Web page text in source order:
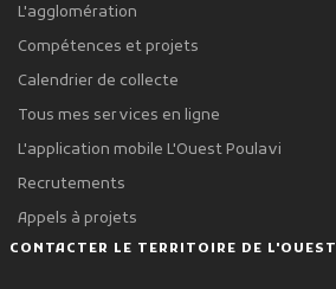
L'agglomération
Compétences et projets
Calendrier de collecte
Tous mes services en ligne
L'application mobile L'Ouest Poulavi
Recrutements
Appels à projets
CONTACTER LE TERRITOIRE DE L'OUEST